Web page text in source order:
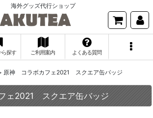
海外グッズ代行ショップ
ら探す ご利用案内 よくある質問
原神 コラボカフェ2021 スクエア缶バッジ
ェ2021 スクエア缶バッジ